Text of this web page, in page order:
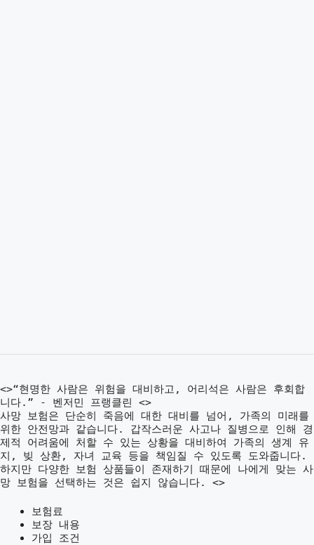
<>“현명한 사람은 위험을 대비하고, 어리석은 사람은 후회합
니다.” - 벤저민 프랭클린 <>
사망 보험은 단순히 죽음에 대한 대비를 넘어, 가족의 미래를
위한 안전망과 같습니다. 갑작스러운 사고나 질병으로 인해 경
제적 어려움에 처할 수 있는 상황을 대비하여 가족의 생계 유
지, 빚 상환, 자녀 교육 등을 책임질 수 있도록 도와줍니다.
하지만 다양한 보험 상품들이 존재하기 때문에 나에게 맞는 사
망 보험을 선택하는 것은 쉽지 않습니다. <>
보험료
보장 내용
가입 조건